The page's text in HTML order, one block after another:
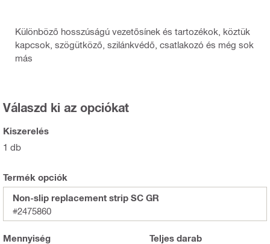
Különböző hosszúságú vezetősínek és tartozékok, köztük
kapcsok, szögütköző, szilánkvédő, csatlakozó és még sok
más
Válaszd ki az opciókat
Kiszerelés
1 db
Termék opciók
Non-slip replacement strip SC GR
#2475860
Mennyiség Teljesdarab